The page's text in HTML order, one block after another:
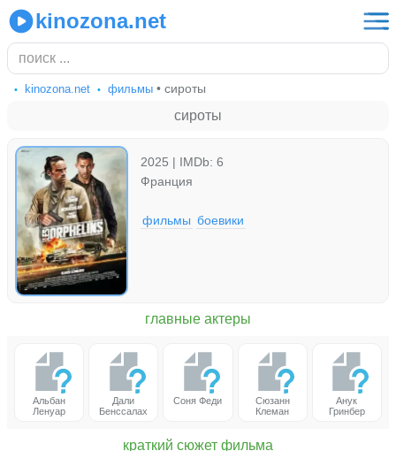
kinozona.net
kinozona.net фильмы • сироты
сироты
2025 | IMDb: 6
Франция
фильмы боевики
главные актеры
Альбан
Ленуар
Дали
Бенссалах
Соня Феди
Сюзанн
Клеман
Анук
Гринбер
краткий сюжет фильма